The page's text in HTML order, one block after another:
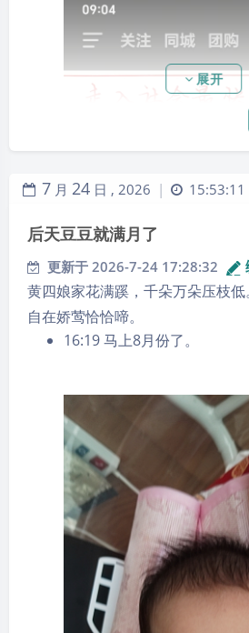
展开
7 月 24 日 , 2026 | 15:53:11
后天豆豆就满月了
更新于 2026-7-24 17:28:32
黄四娘家花满蹊，千朵万朵压枝低
自在娇莺恰恰啼。
16:19 马上8月份了。